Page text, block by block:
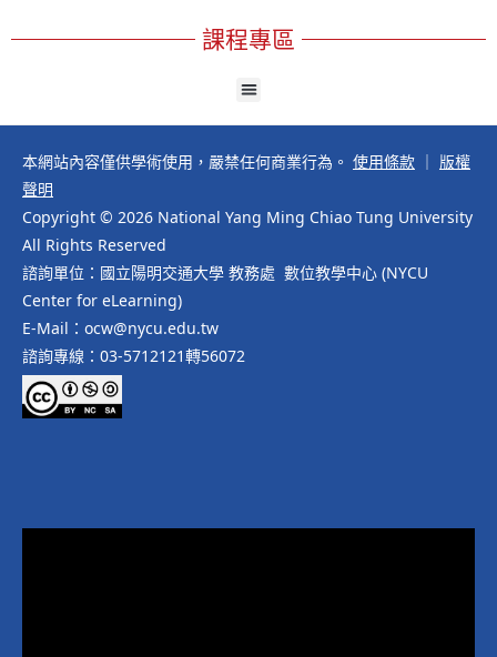
課程專區
本網站內容僅供學術使用，嚴禁任何商業行為。 使用條款
版權
聲明
Copyright © 2026 National Yang Ming Chiao Tung University
All Rights Reserved
諮詢單位：國立陽明交通大學 教務處 數位教學中心 (NYCU
Center for eLearning)
E-Mail：ocw@nycu.edu.tw
諮詢專線：03-5712121轉56072